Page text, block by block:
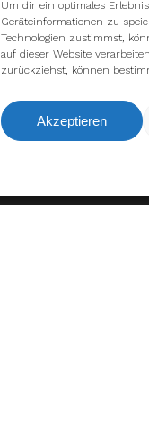
Um dir ein optimales
Geräteinformationen zu
Technologien zustimmst,
auf dieser Website
zurückziehst, können
Akzeptieren